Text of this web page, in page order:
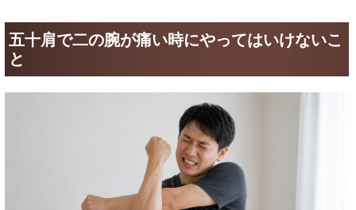
五十肩で二の腕が痛い時にやってはいけないこ
と